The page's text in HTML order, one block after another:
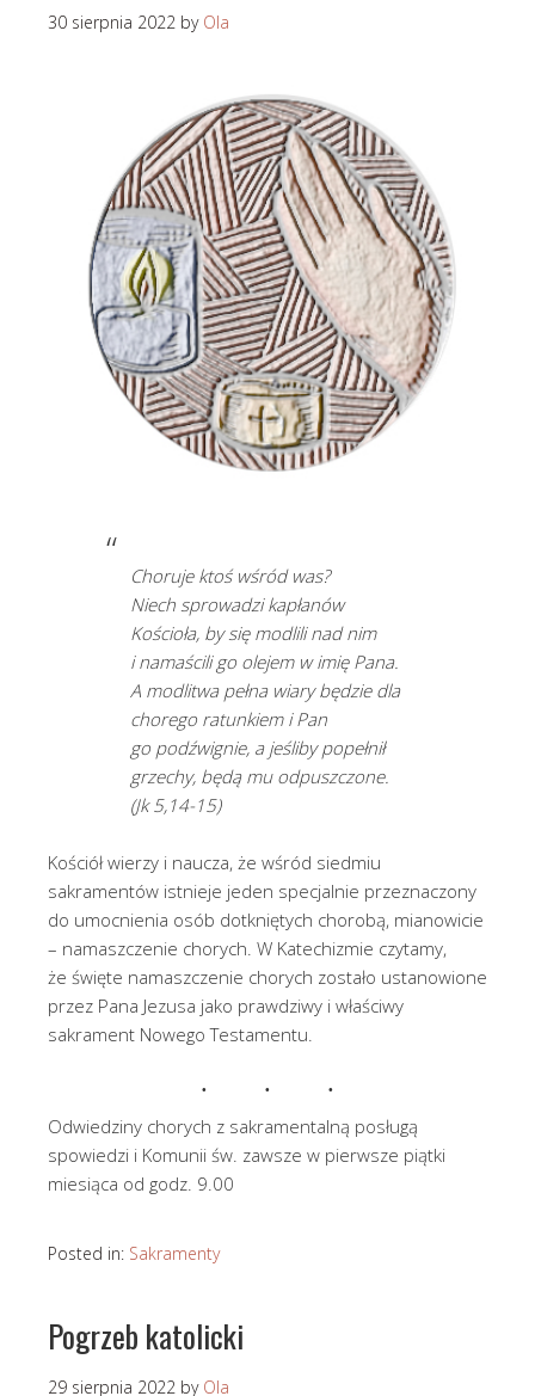
30 sierpnia 2022 by Ola
Choruje ktoś wśród was?
Niech sprowadzi kapłanów
Kościoła, by się modlili nad nim
i namaścili go olejem w imię Pana.
A modlitwa pełna wiary będzie dla
chorego ratunkiem i Pan
go podźwignie, a jeśliby popełnił
grzechy, będą mu odpuszczone.
(Jk 5,14-15)
Kościół wierzy i naucza, że wśród siedmiu
sakramentów istnieje jeden specjalnie przeznaczony
do umocnienia osób dotkniętych chorobą, mianowicie
– namaszczenie chorych. W Katechizmie czytamy,
że święte namaszczenie chorych zostało ustanowione
przez Pana Jezusa jako prawdziwy i właściwy
sakrament Nowego Testamentu.
Odwiedziny chorych z sakramentalną posługą
spowiedzi i Komunii św. zawsze w pierwsze piątki
miesiąca od godz. 9.00
Posted in: Sakramenty
Pogrzeb katolicki
29 sierpnia 2022 by Ola